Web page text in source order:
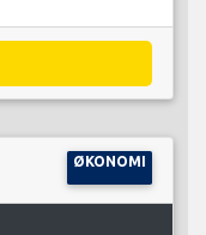
ØKONOMI